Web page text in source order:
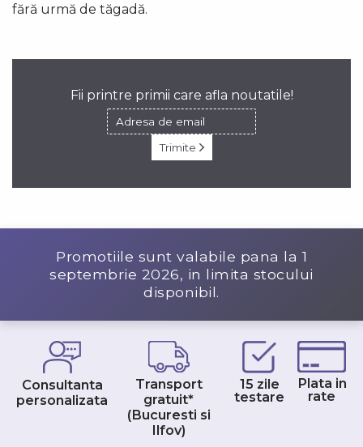
fără urmă de tăgadă.
Fii printre primii care afla noutatile!
Trimite
Promotiile sunt valabile pana la 1
septembrie 2026, in limita stocului
disponibil.
Consultanta
personalizata
Transport
gratuit*
(Bucuresti si
Ilfov)
15 zile
testare
Plata in
rate